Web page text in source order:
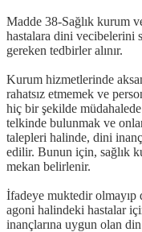
Madde 38-Sağlık kurum
hastalara dini vecibelerini
gereken tedbirler alınır.
Kurum hizmetlerinde
rahatsız etmemek ve
hiç bir şekilde
telkinde bulunmak ve
talepleri halinde, dini
edilir. Bunun için, sağlık
mekan belirlenir.
İfadeye muktedir olmayıp
agoni halindeki hastalar
inançlarına uygun olan